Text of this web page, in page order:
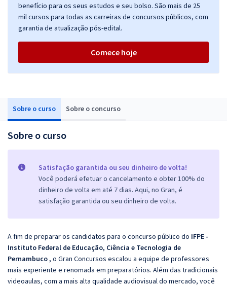
Sobre o curso Sobre o concurso
Sobre o curso
Satisfação garantida ou seu dinheiro de volta!
Você poderá efetuar o cancelamento e obter 100% do
dinheiro de volta em até 7 dias. Aqui, no Gran, é
satisfação garantida ou seu dinheiro de volta.
A fim de preparar os candidatos para o concurso público do IFPE -
Instituto Federal de Educação, Ciência e Tecnologia de
Pernambuco, o Gran Concursos escalou a equipe de professores
mais experiente e renomada em preparatórios. Além das tradicionais
videoaulas, com a mais alta qualidade audiovisual do mercado, você
benefício para os seus estudos e seu bolso. São mais de 25
mil cursos para todas as carreiras de concursos públicos, com
garantia de atualização pós-edital.
Comece hoje